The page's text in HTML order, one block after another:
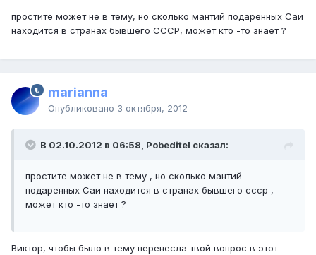
простите может не в тему, но сколько мантий подаренных Саи
находится в странах бывшего СССР, может кто -то знает ?
marianna
Опубликовано 3 октября, 2012
В 02.10.2012 в 06:58, Pobeditel сказал:
простите может не в тему , но сколько мантий
подаренных Саи находится в странах бывшего ссср ,
может кто -то знает ?
Виктор, чтобы было в тему перенесла твой вопрос в этот